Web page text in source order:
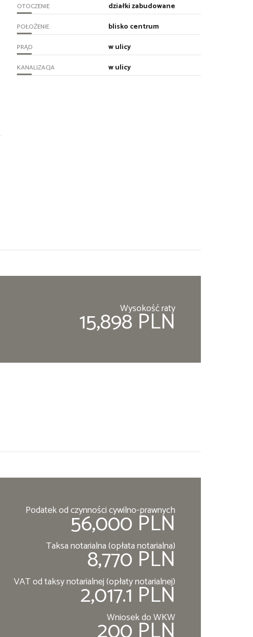
OTOCZENIE działki zabudowane
POŁOŻENIE blisko centrum
PRĄD w ulicy
KANALIZACJA w ulicy
Wysokość raty
15,898 PLN
Podatek od czynności cywilno-prawnych
56,000 PLN
Taksa notarialna (opłata notarialna)
8,770 PLN
VAT od taksy notarialnej (opłaty notarialnej)
2,017.1 PLN
Wniosek do WKW